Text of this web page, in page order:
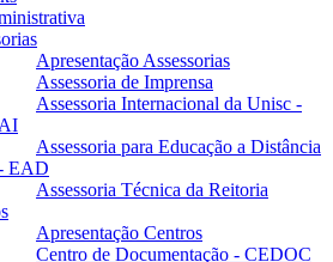
Apresentação Assessorias
Assessoria de Imprensa
Assessoria Internacional da Unisc -
Assessoria para Educação a Distância
EAD
Assessoria Técnica da Reitoria
Apresentação Centros
Centro de Documentação - CEDOC